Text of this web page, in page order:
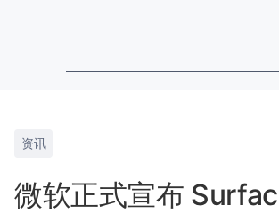
资讯
微软正式宣布